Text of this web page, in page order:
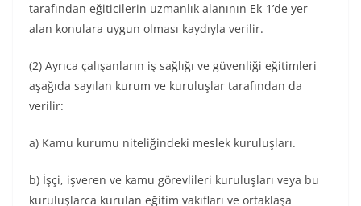
tarafından eğiticilerin uzmanlık alanının Ek-1’de yer
alan konulara uygun olması kaydıyla verilir.
(2) Ayrıca çalışanların iş sağlığı ve güvenliği eğitimleri
aşağıda sayılan kurum ve kuruluşlar tarafından da
verilir:
a) Kamu kurumu niteliğindeki meslek kuruluşları.
b) İşçi, işveren ve kamu görevlileri kuruluşları veya bu
kuruluşlarca kurulan eğitim vakıfları ve ortaklaşa